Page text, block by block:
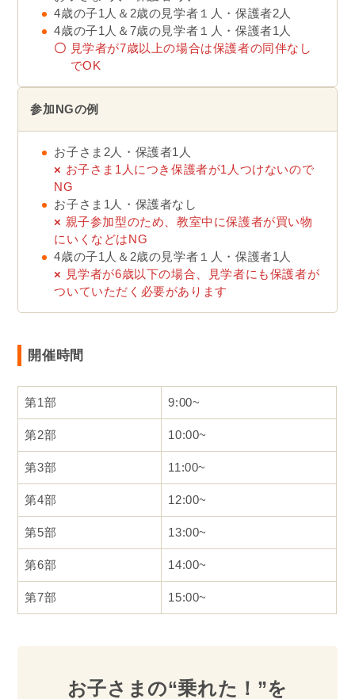
4歳の子1人＆2歳の見学者１人・保護者2人
4歳の子1人＆7歳の見学者１人・保護者1人
〇 見学者が7歳以上の場合は保護者の同伴なし
でOK
参加NGの例
お子さま2人・保護者1人
× お子さま1人につき保護者が1人つけないので
NG
お子さま1人・保護者なし
× 親子参加型のため、教室中に保護者が買い物
にいくなどはNG
4歳の子1人＆2歳の見学者１人・保護者1人
× 見学者が6歳以下の場合、見学者にも保護者が
ついていただく必要があります
開催時間
第1部 9:00~
第2部 10:00~
第3部 11:00~
第4部 12:00~
第5部 13:00~
第6部 14:00~
第7部 15:00~
お子さまの“乗れた！”を